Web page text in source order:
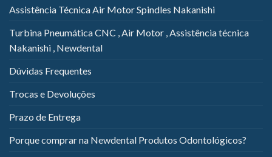
Assistência Técnica Air Motor Spindles Nakanishi
Turbina Pneumática CNC , Air Motor , Assistência técnica
Nakanishi , Newdental
Dúvidas Frequentes
Trocas e Devoluções
Prazo de Entrega
Porque comprar na Newdental Produtos Odontológicos?